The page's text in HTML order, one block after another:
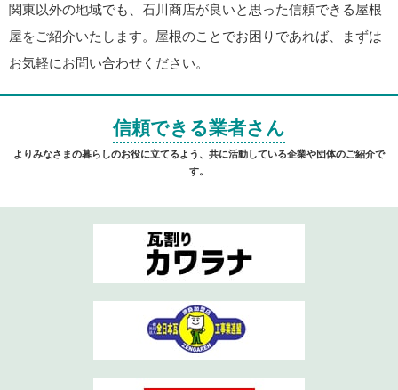
関東以外の地域でも、石川商店が良いと思った信頼できる屋根
屋をご紹介いたします。屋根のことでお困りであれば、まずは
お気軽にお問い合わせください。
信頼できる業者さん
よりみなさまの暮らしのお役に立てるよう、共に活動している企業や団体のご紹介で
す。